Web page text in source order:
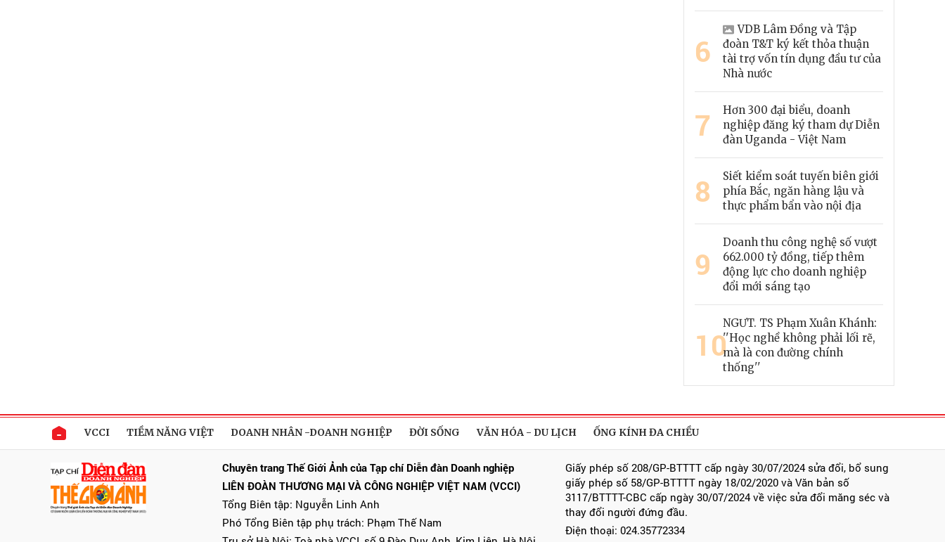
6
VDB Lâm Đồng và Tập
đoàn T&T ký kết thỏa thuận
tài trợ vốn tín dụng đầu tư của
Nhà nước
7
Hơn 300 đại biểu, doanh
nghiệp đăng ký tham dự Diễn
đàn Uganda - Việt Nam
8
Siết kiểm soát tuyến biên giới
phía Bắc, ngăn hàng lậu và
thực phẩm bẩn vào nội địa
9
Doanh thu công nghệ số vượt
662.000 tỷ đồng, tiếp thêm
động lực cho doanh nghiệp
đổi mới sáng tạo
10
NGƯT. TS Phạm Xuân Khánh:
''Học nghề không phải lối rẽ,
mà là con đường chính
thống''
VCCI TIỀM NĂNG VIỆT DOANH NHÂN -DOANH NGHIỆP ĐỜI SỐNG VĂN HÓA - DU LỊCH ỐNG KÍNH ĐA CHIỀU
Chuyên trang Thế Giới Ảnh của Tạp chí Diễn đàn Doanh nghiệp
LIÊN ĐOÀN THƯƠNG MẠI VÀ CÔNG NGHIỆP VIỆT NAM (VCCI)
Tổng Biên tập: Nguyễn Linh Anh
Phó Tổng Biên tập phụ trách: Phạm Thế Nam
Giấy phép số 208/GP-BTTTT cấp ngày 30/07/2024 sửa đổi, bổ sung
giấy phép số 58/GP-BTTTT ngày 18/02/2020 và Văn bản số
3117/BTTTT-CBC cấp ngày 30/07/2024 về việc sửa đổi măng séc và
thay đổi người đứng đầu.
Điện thoại: 024.35772334